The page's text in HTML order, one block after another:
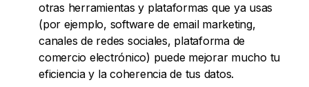
otras herramientas y plataformas que ya usas
(por ejemplo, software de email marketing,
canales de redes sociales, plataforma de
comercio electrónico) puede mejorar mucho tu
eficiencia y la coherencia de tus datos.